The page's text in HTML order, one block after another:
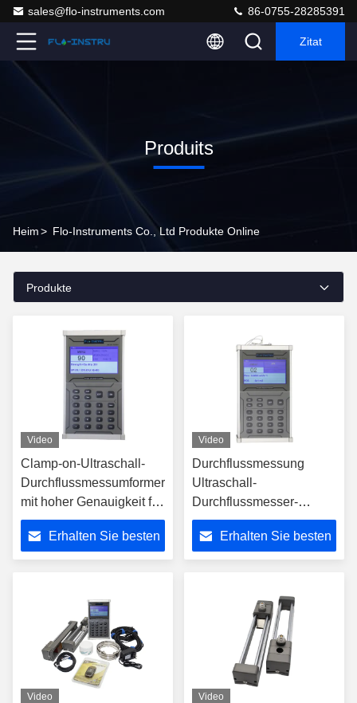
sales@flo-instruments.com 86-0755-28285391
Zitat
Produits
Heim> Flo-Instruments Co., Ltd Produkte Online
Produkte
Video
Clamp-on-Ultraschall-
Durchflussmessumformer
mit hoher Genauigkeit für
Öl-Flüssigkeitszähler
Erhalten Sie besten
Video
Durchflussmessung
Ultraschall-
Durchflussmesser-
Anwendung
Erhalten Sie besten
Video Video